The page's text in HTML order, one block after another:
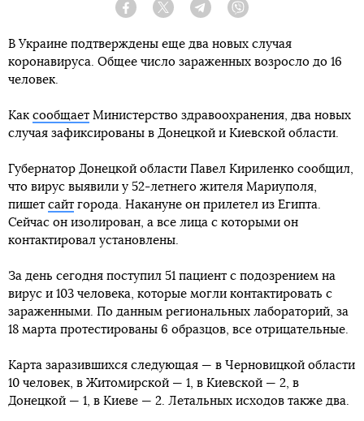
Facebook Twitter Telegram
В Украине подтверждены еще два новых случая
коронавируса. Общее число зараженных возросло до 16
человек.
Как сообщает Министерство здравоохранения, два новых
случая зафиксированы в Донецкой и Киевской области.
Губернатор Донецкой области Павел Кириленко сообщил,
что вирус выявили у 52-летнего жителя Мариуполя,
пишет сайт города. Накануне он прилетел из Египта.
Сейчас он изолирован, а все лица с которыми он
контактировал установлены.
За день сегодня поступил 51 пациент с подозрением на
вирус и 103 человека, которые могли контактировать с
зараженными. По данным региональных лабораторий, за
18 марта протестированы 6 образцов, все отрицательные.
Карта заразившихся следующая — в Черновицкой области
10 человек, в Житомирской — 1, в Киевской — 2, в
Донецкой — 1, в Киеве — 2. Летальных исходов также два.